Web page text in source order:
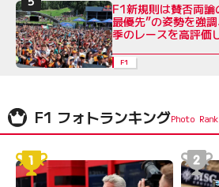
F1新規則は賛否両
最優先”の姿勢を強
季のレースを高評価
F1
F1 フォトランキング